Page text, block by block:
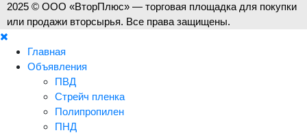
2025 © ООО «ВторПлюс» — торговая площадка для покупки
или продажи вторсырья. Все права защищены.
Главная
Объявления
ПВД
Стрейч пленка
Полипропилен
ПНД